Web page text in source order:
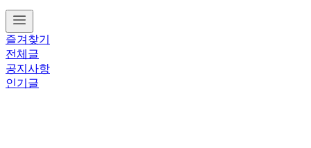
즐겨찾기
전체글
공지사항
인기글